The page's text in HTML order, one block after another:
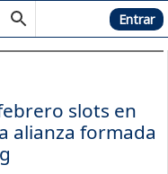
Hemeroteca Entrar
slots en
alianza formada